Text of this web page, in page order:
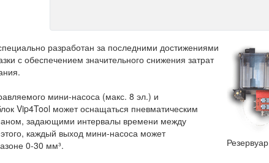
разработан за последними достижениями
с обеспечением значительного снижения затрат
мини-насоса (макс. 8 эл.) и
Vip4Tool может оснащаться пневматическим
задающими интервалы времени между
каждый выход мини-насоса может
0-30 мм³.